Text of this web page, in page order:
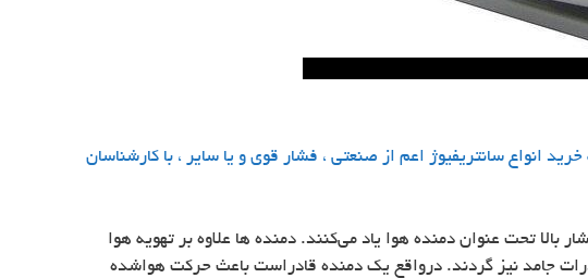
انواع سانتریفیوژ اعم از صنعتی ، فشار قوی و یا سایر ، با کارشناسان
بالا تحت عنوان دمنده هوا یاد می‌کنند. دمنده ها علاوه بر تهویه هوا
ذرات جامد نیز گردند. درواقع یک دمنده قادراست باعث حرکت هواشده